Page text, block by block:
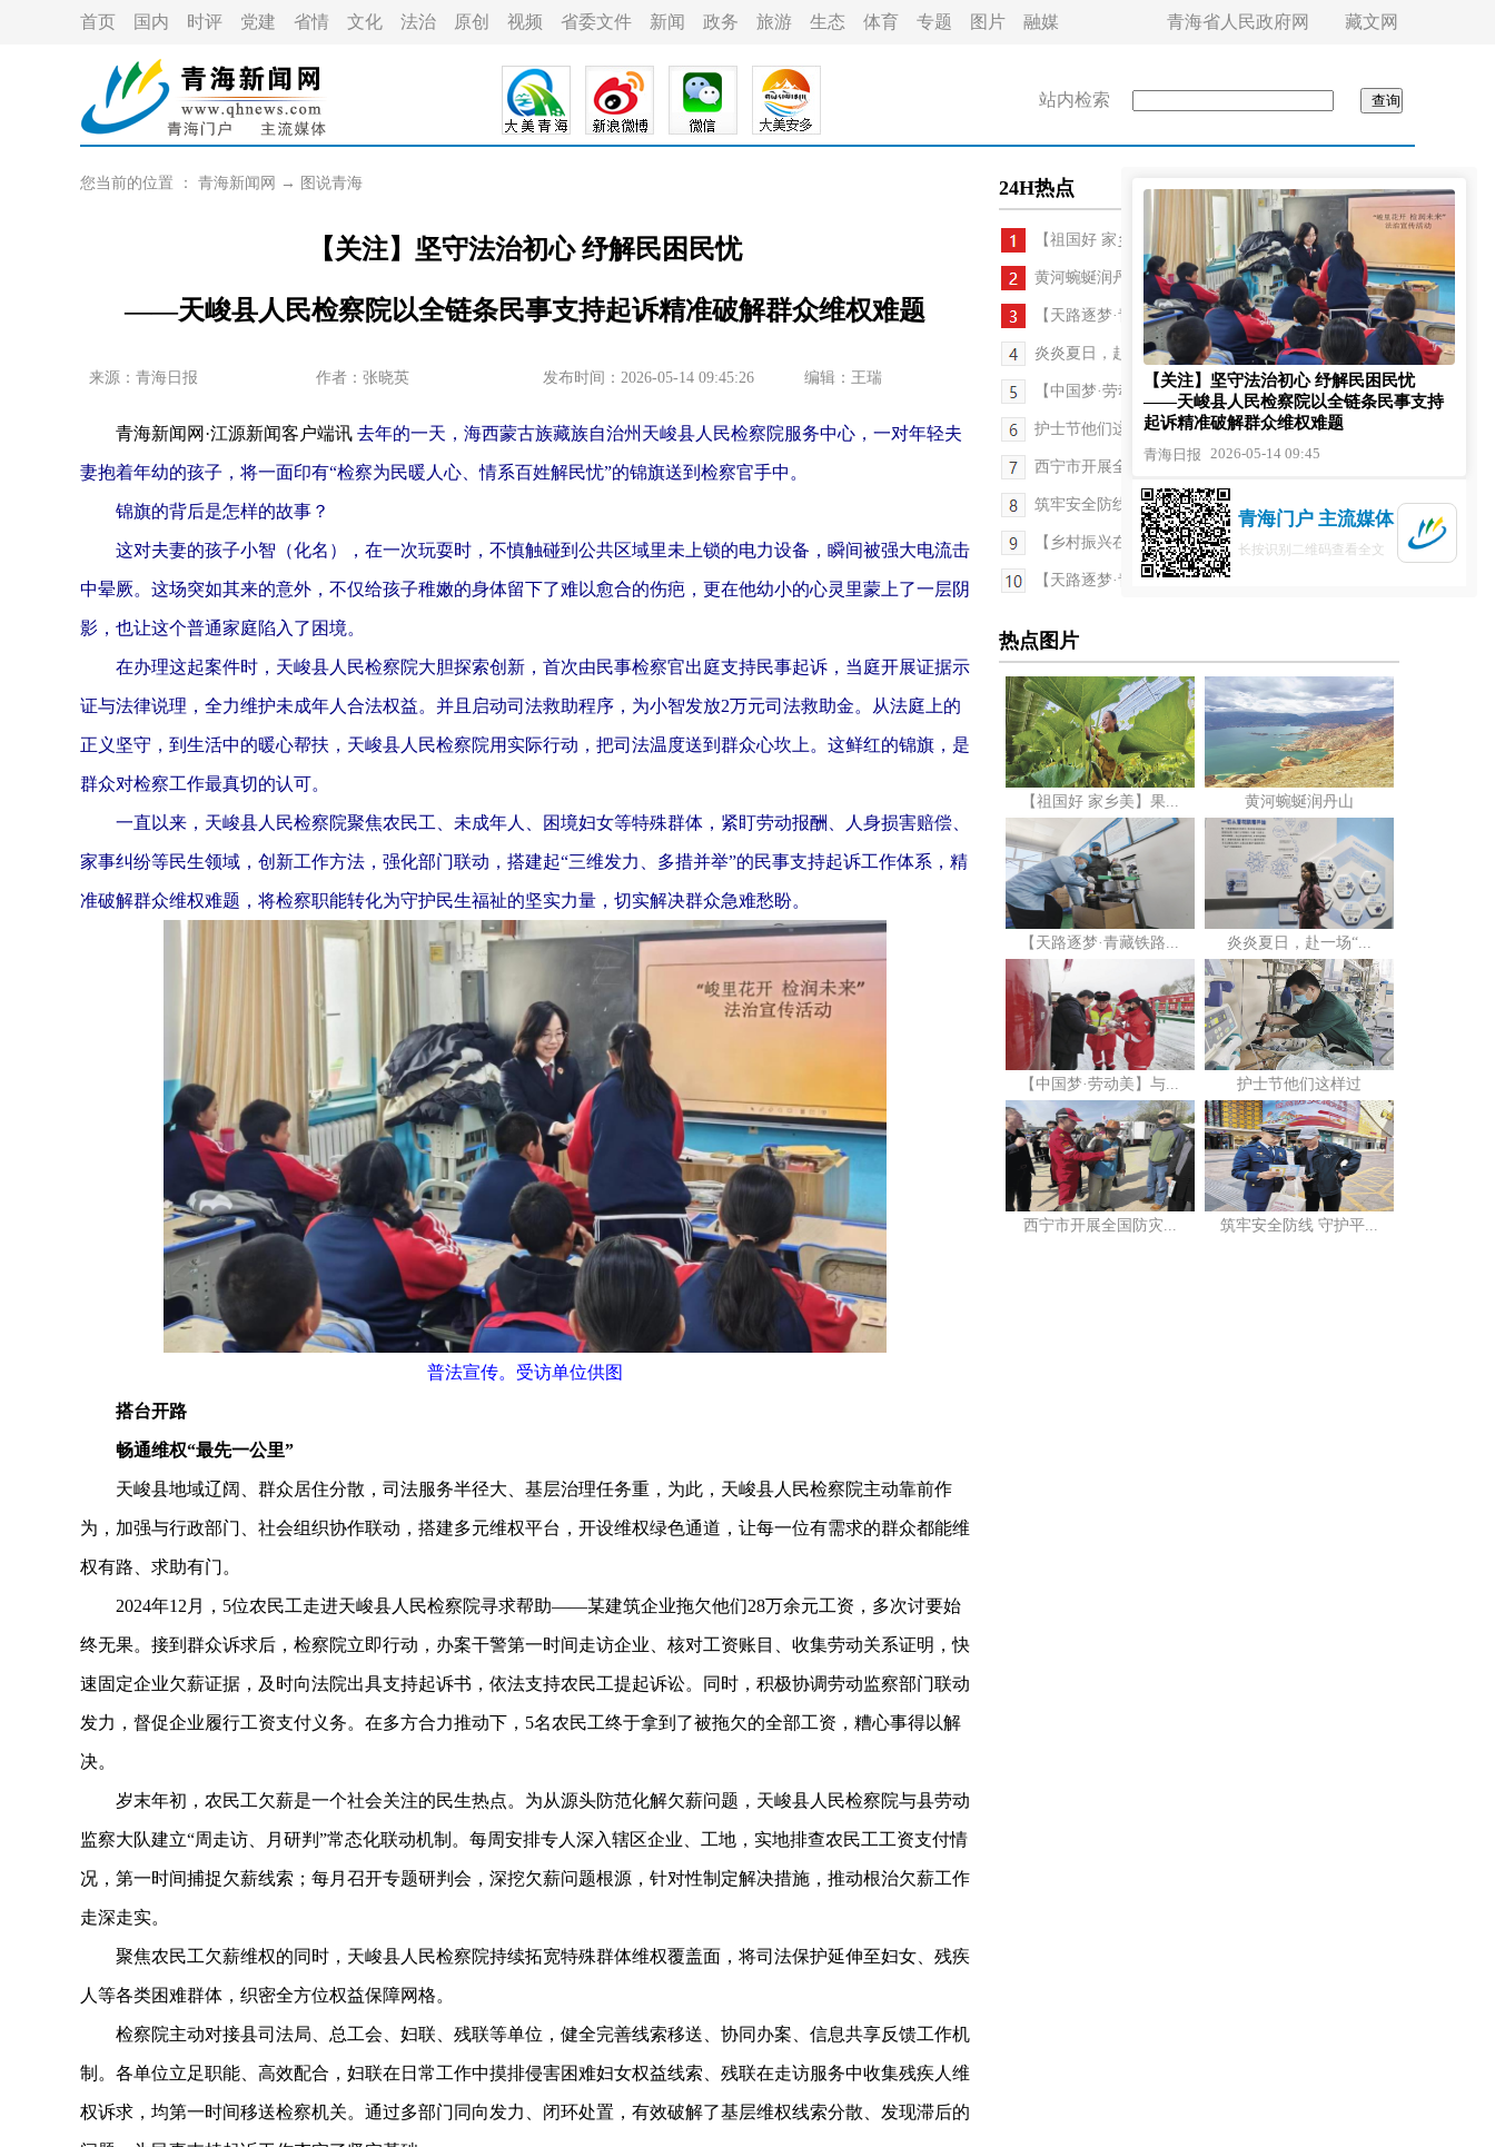
首页 国内 时评 党建 省情 文化 法治 原创 视频 省委文件 新闻 政务 旅游 生态 体育 专题 图片 融媒 青海省人民政府网 藏文网
站内检索
您当前的位置 ： 青海新闻网 → 图说青海
【关注】坚守法治初心 纾解民困民忧
——天峻县人民检察院以全链条民事支持起诉精准破解群众维权难题
来源：青海日报 作者： 张晓英 发布时间：2026-05-14 09:45:26 编辑：王瑞
青海新闻网·江源新闻客户端讯 去年的一天，海西蒙古族藏族自治州天峻县人民检察院服务中心，一对年轻夫
妻抱着年幼的孩子，将一面印有“检察为民暖人心、情系百姓解民忧”的锦旗送到检察官手中。
锦旗的背后是怎样的故事？
这对夫妻的孩子小智（化名），在一次玩耍时，不慎触碰到公共区域里未上锁的电力设备，瞬间被强大电流击
中晕厥。这场突如其来的意外，不仅给孩子稚嫩的身体留下了难以愈合的伤疤，更在他幼小的心灵里蒙上了一层阴
影，也让这个普通家庭陷入了困境。
在办理这起案件时，天峻县人民检察院大胆探索创新，首次由民事检察官出庭支持民事起诉，当庭开展证据示
证与法律说理，全力维护未成年人合法权益。并且启动司法救助程序，为小智发放2万元司法救助金。从法庭上的
正义坚守，到生活中的暖心帮扶，天峻县人民检察院用实际行动，把司法温度送到群众心坎上。这鲜红的锦旗，是
群众对检察工作最真切的认可。
一直以来，天峻县人民检察院聚焦农民工、未成年人、困境妇女等特殊群体，紧盯劳动报酬、人身损害赔偿、
家事纠纷等民生领域，创新工作方法，强化部门联动，搭建起“三维发力、多措并举”的民事支持起诉工作体系，精
准破解群众维权难题，将检察职能转化为守护民生福祉的坚实力量，切实解决群众急难愁盼。
普法宣传。受访单位供图
搭台开路
畅通维权“最先一公里”
天峻县地域辽阔、群众居住分散，司法服务半径大、基层治理任务重，为此，天峻县人民检察院主动靠前作
为，加强与行政部门、社会组织协作联动，搭建多元维权平台，开设维权绿色通道，让每一位有需求的群众都能维
权有路、求助有门。
2024年12月，5位农民工走进天峻县人民检察院寻求帮助——某建筑企业拖欠他们28万余元工资，多次讨要始
终无果。接到群众诉求后，检察院立即行动，办案干警第一时间走访企业、核对工资账目、收集劳动关系证明，快
速固定企业欠薪证据，及时向法院出具支持起诉书，依法支持农民工提起诉讼。同时，积极协调劳动监察部门联动
发力，督促企业履行工资支付义务。在多方合力推动下，5名农民工终于拿到了被拖欠的全部工资，糟心事得以解
决。
岁末年初，农民工欠薪是一个社会关注的民生热点。为从源头防范化解欠薪问题，天峻县人民检察院与县劳动
监察大队建立“周走访、月研判”常态化联动机制。每周安排专人深入辖区企业、工地，实地排查农民工工资支付情
况，第一时间捕捉欠薪线索；每月召开专题研判会，深挖欠薪问题根源，针对性制定解决措施，推动根治欠薪工作
走深走实。
聚焦农民工欠薪维权的同时，天峻县人民检察院持续拓宽特殊群体维权覆盖面，将司法保护延伸至妇女、残疾
人等各类困难群体，织密全方位权益保障网格。
检察院主动对接县司法局、总工会、妇联、残联等单位，健全完善线索移送、协同办案、信息共享反馈工作机
制。各单位立足职能、高效配合，妇联在日常工作中摸排侵害困难妇女权益线索、残联在走访服务中收集残疾人维
权诉求，均第一时间移送检察机关。通过多部门同向发力、闭环处置，有效破解了基层维权线索分散、发现滞后的
24H热点
【祖国好 家乡美】果蔬飘香富硒地
黄河蜿蜒润丹山
【天路逐梦·青藏铁路通车20周年纪行】驻村队的“笨...
炎炎夏日，赴一场“冰雪之约”
【中国梦·劳动美】与路同行 书写华章——记2026年...
护士节他们这样过
西宁市开展全国防灾减灾日宣传活动
筑牢安全防线 守护平安家园——青海省2026年“防灾...
【乡村振兴在青海】高原羊毛“变身记”
【天路逐梦·青藏铁路通车20周年纪行】驻村队的“笨...
热点图片
【祖国好 家乡美】果... 黄河蜿蜒润丹山
【天路逐梦·青藏铁路... 炎炎夏日，赴一场“...
【中国梦·劳动美】与... 护士节他们这样过
西宁市开展全国防灾... 筑牢安全防线 守护平...
【关注】坚守法治初心 纾解民困民忧
——天峻县人民检察院以全链条民事支持
起诉精准破解群众维权难题
青海日报 2026-05-14 09:45
青海门户 主流媒体
长按识别二维码查看全文